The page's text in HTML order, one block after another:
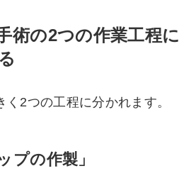
術の2つの作業工程に
2つの工程に分かれます。
プの作製」